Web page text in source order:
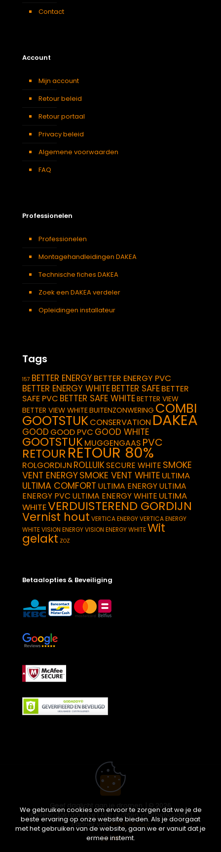
Contact
Account
Mijn account
Retour beleid
Retour portaal
Privacy beleid
Algemene voorwaarden
FAQ
Professionelen
Professionelen
Montagehandleidingen DAKEA
Technische fiches DAKEA
Zoek een DAKEA verdeler
Opleidingen installateur
Tags
157 BETTER ENERGYBETTER ENERGY PVC
BETTER ENERGY WHITEBETTER SAFEBETTER
SAFE PVC BETTER SAFE WHITEBETTER VIEW
BETTER VIEW WHITEBUITENZONWERING COMBI
GOOTSTUKCONSERVATION DAKEA
GOOD GOOD PVC GOOD WHITE
GOOTSTUKMUGGENGAAS PVC
RETOUR RETOUR 80%
ROLGORDIJN ROLLUIKSECURE WHITE SMOKE
VENT ENERGYSMOKE VENT WHITE ULTIMA
ULTIMA COMFORT ULTIMA ENERGYULTIMA
ENERGY PVC ULTIMA ENERGY WHITE ULTIMA
WHITEVERDUISTEREND GORDIJN
Vernist hout VERTICA ENERGYVERTICA ENERGY
WHITEVISION ENERGYVISION ENERGY WHITEWit
gelakt ZOZ
Betaalopties & Beveiliging
Geef daglicht aan je dromen. | © 2026
ikwileendakraam.be | Alle rechten voorbehouden |
Partner vanAPEX-Groep
We gebruiken cookies om ervoor te zorgen dat we je de
beste ervaring op onze website bieden. Als je doorgaat
met het gebruiken van de website, gaan we er vanuit dat je
ermee instemt.